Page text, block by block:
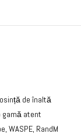
de înaltă
gamă atent
WASPE, RandM